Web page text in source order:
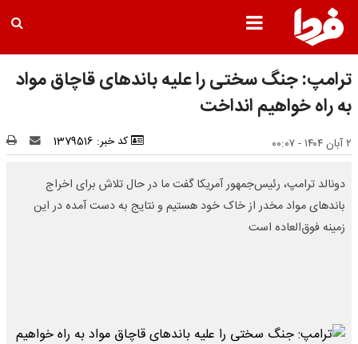
ترامپ: جنگ سختی را علیه باندهای قاچاق مواد
به راه خواهیم انداخت
۲ آبان ۱۴۰۴ - ۰۰:۰۷ کد خبر: 1379516
دونالد ترامپ، رئیس‌جمهور آمریکا گفت ما در حال تلاش برای اخراج
باندهای مواد مخدر از خاک خود هستیم و نتایج به دست آمده در این
زمینه فوق‌العاده است